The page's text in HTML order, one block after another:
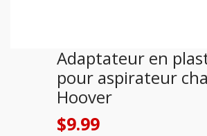
Adaptateur en
pour aspirateur
Hoover
$9.99